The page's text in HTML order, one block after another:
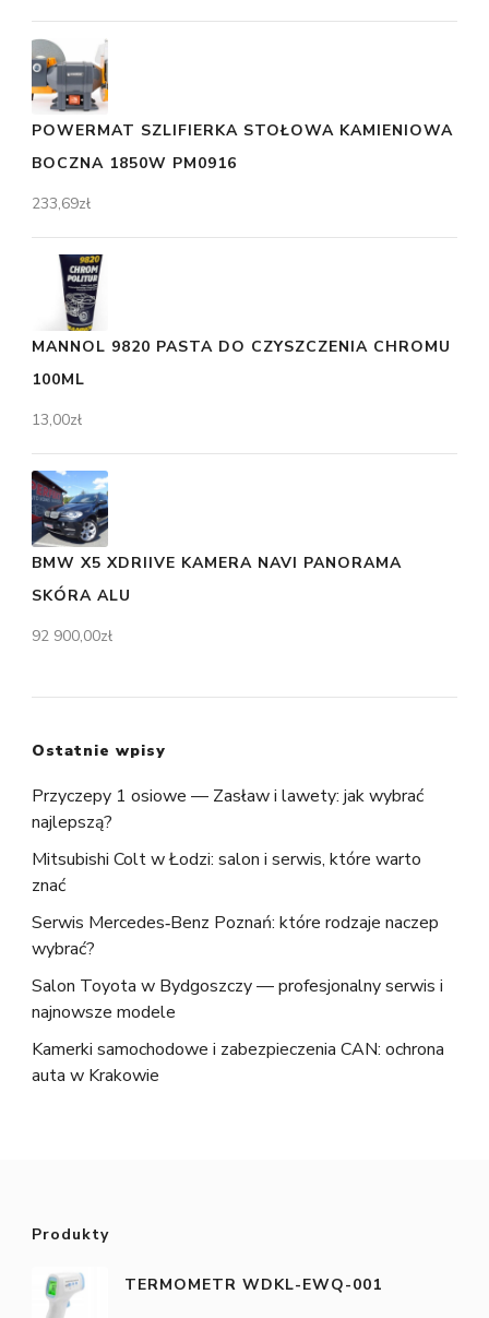
POWERMAT SZLIFIERKA STOŁOWA KAMIENIOWA
BOCZNA 1850W PM0916
233,69zł
MANNOL 9820 PASTA DO CZYSZCZENIA CHROMU
100ML
13,00zł
BMW X5 XDRIIVE KAMERA NAVI PANORAMA
SKÓRA ALU
92 900,00zł
Ostatnie wpisy
Przyczepy 1 osiowe — Zasław i lawety: jak wybrać
najlepszą?
Mitsubishi Colt w Łodzi: salon i serwis, które warto
znać
Serwis Mercedes‑Benz Poznań: które rodzaje naczep
wybrać?
Salon Toyota w Bydgoszczy — profesjonalny serwis i
najnowsze modele
Kamerki samochodowe i zabezpieczenia CAN: ochrona
auta w Krakowie
Produkty
TERMOMETR WDKL-EWQ-001